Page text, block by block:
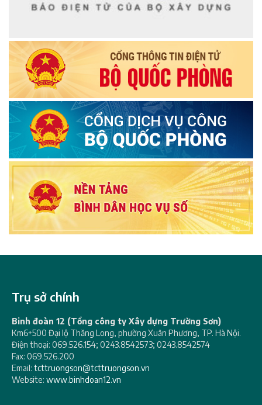
Trụ sở chính
Binh đoàn 12 (Tổng công ty Xây dựng Trường Sơn)
Km6+500 Đại lộ Thăng Long, phường Xuân Phương, TP. Hà Nội.
Điện thoại: 069.526.154; 0243.8542573; 0243.8542574
Fax: 069.526.200
Email: tcttruongson@tcttruongson.vn
Website: www.binhdoan12.vn